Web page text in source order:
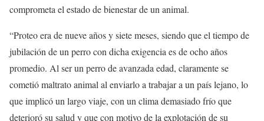
comprometa el estado de bienestar de un animal.
“Proteo era de nueve años y siete meses, siendo que el tiempo de
jubilación de un perro con dicha exigencia es de ocho años
promedio. Al ser un perro de avanzada edad, claramente se
cometió maltrato animal al enviarlo a trabajar a un país lejano, lo
que implicó un largo viaje, con un clima demasiado frío que
deterioró su salud y que con motivo de la explotación de su